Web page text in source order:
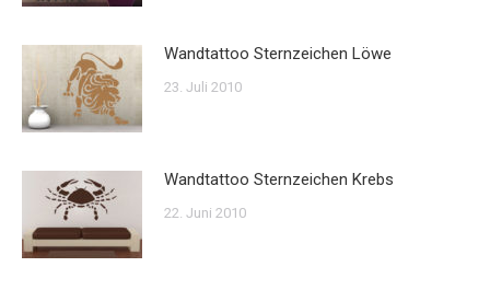
Wandtattoo Sternzeichen Löwe
23. Juli 2010
Wandtattoo Sternzeichen Krebs
22. Juni 2010